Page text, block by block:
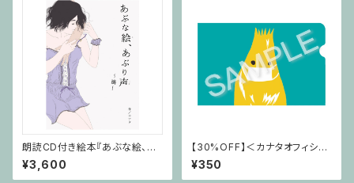
朗読CD付き絵本『あぶな絵、あ
ぶり声～滴～』
¥3,600
【30%OFF】＜カナタオフィシャ
ルマスコット＞カナタン マスクケ
ース
¥350